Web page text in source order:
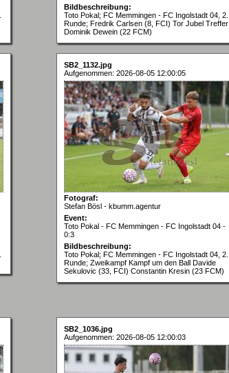
Bildbeschreibung:
Toto Pokal; FC Memmingen - FC Ingolstadt 04, 2.
Runde; Fredrik Carlsen (8, FCI) Tor Jubel Treffer
Dominik Dewein (22 FCM)
SB2_1132.jpg
Aufgenommen: 2026-08-05 12:00:05
Fotograf:
Stefan Bösl - kbumm.agentur
Event:
Toto Pokal - FC Memmingen - FC Ingolstadt 04 -
0:3
Bildbeschreibung:
Toto Pokal; FC Memmingen - FC Ingolstadt 04, 2.
Runde; Zweikampf Kampf um den Ball Davide
Sekulovic (33, FCI) Constantin Kresin (23 FCM)
SB2_1036.jpg
Aufgenommen: 2026-08-05 12:00:03